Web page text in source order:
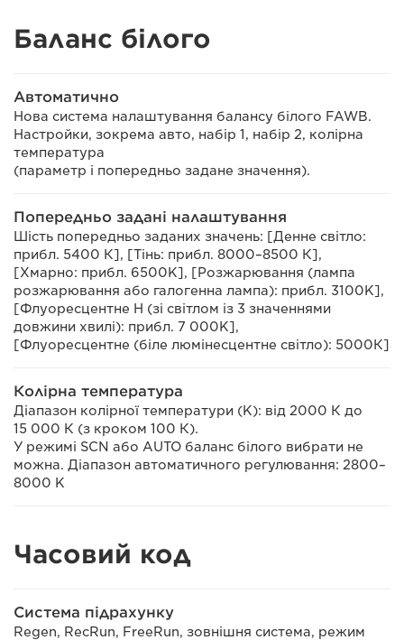
Баланс білого
Автоматично
Нова система налаштування балансу білого FAWB.
Настройки, зокрема авто, набір 1, набір 2, колірна
температура
(параметр і попередньо задане значення).
Попередньо задані налаштування
Шість попередньо заданих значень: [Денне світло:
прибл. 5400 К], [Тінь: прибл. 8000–8500 К],
[Хмарно: прибл. 6500K], [Розжарювання (лампа
розжарювання або галогенна лампа): прибл. 3100K],
[Флуоресцентне H (зі світлом із 3 значеннями
довжини хвилі): прибл. 7 000K],
[Флуоресцентне (біле люмінесцентне світло): 5000К]
Колірна температура
Діапазон колірної температури (K): від 2000 К до
15 000 К (з кроком 100 К).
У режимі SCN або AUTO баланс білого вибрати не
можна. Діапазон автоматичного регулювання: 2800–
8000 K
Часовий код
Система підрахунку
Regen, RecRun, FreeRun, зовнішня система, режим